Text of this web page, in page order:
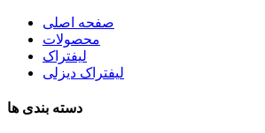
صفحه اصلی
محصولات
لیفتراک
لیفتراک دیزلی
دسته بندی ها